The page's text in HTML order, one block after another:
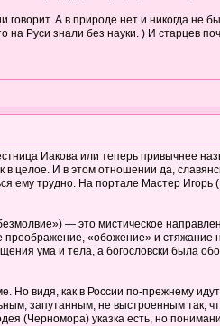
говорит. А в природе нет и никогда
на Руси знали без науки. ) И старцев
Иакова или теперь привычнее
целое. И в этом отношении да,
ему трудно. На портале Мастер
— это мистическое
преображение, «обожение» и
ума и тела, а богословски была
Но видя, как в России по-прежнему
запутанным, не выстроенным так,
(Черномора) указка есть, но